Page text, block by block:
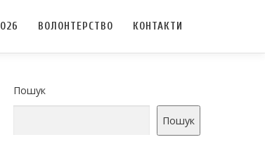
ВОЛОНТЕРСТВО КОНТАКТИ
Пошук
Пошук